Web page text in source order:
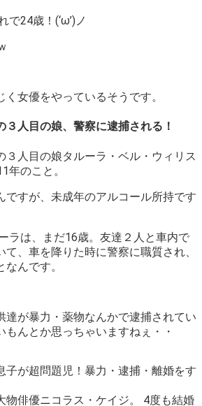
で24歳！(‘ω’)ノ
女優をやっているそうです。
３人目の娘、警察に逮捕される！
３人目の娘タルーラ・ベル・ウィリス
年のこと。
ですが、未成年のアルコール所持です
ラは、まだ16歳。友達２人と車内で
、車を降りた時に警察に職質され、
んです。
達が暴力・薬物なんかで逮捕されてい
もんとか思っちゃいますねぇ・・
子が超問題児！暴力・逮捕・離婚をす
物俳優ニコラス・ケイジ。 4度も結婚